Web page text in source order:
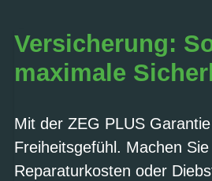
Versicherung:
maximale
Mit der ZEG PLUS
Freiheitsgefühl. Machen
Reparaturkosten oder